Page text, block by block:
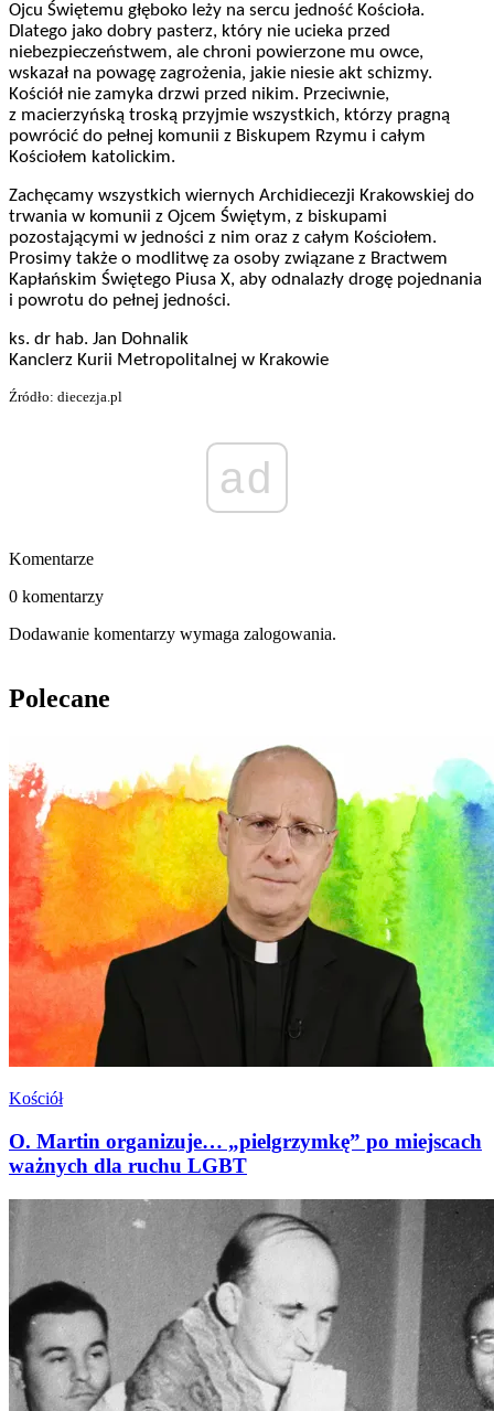
Ojcu Świętemu głęboko leży na sercu jedność Kościoła.
Dlatego jako dobry pasterz, który nie ucieka przed
niebezpieczeństwem, ale chroni powierzone mu owce,
wskazał na powagę zagrożenia, jakie niesie akt schizmy.
Kościół nie zamyka drzwi przed nikim. Przeciwnie,
z macierzyńską troską przyjmie wszystkich, którzy pragną
powrócić do pełnej komunii z Biskupem Rzymu i całym
Kościołem katolickim.
Zachęcamy wszystkich wiernych Archidiecezji Krakowskiej do
trwania w komunii z Ojcem Świętym, z biskupami
pozostającymi w jedności z nim oraz z całym Kościołem.
Prosimy także o modlitwę za osoby związane z Bractwem
Kapłańskim Świętego Piusa X, aby odnalazły drogę pojednania
i powrotu do pełnej jedności.
ks. dr hab. Jan Dohnalik
Kanclerz Kurii Metropolitalnej w Krakowie
Źródło: diecezja.pl
ad
Komentarze
0 komentarzy
Dodawanie komentarzy wymaga zalogowania.
Polecane
Kościół
O. Martin organizuje… „pielgrzymkę” po miejscach
ważnych dla ruchu LGBT